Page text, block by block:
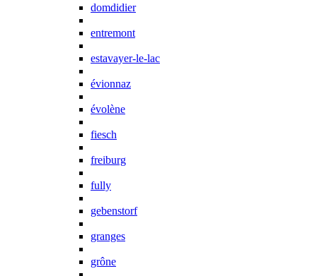
domdidier
entremont
estavayer-le-lac
évionnaz
évolène
fiesch
freiburg
fully
gebenstorf
granges
grône